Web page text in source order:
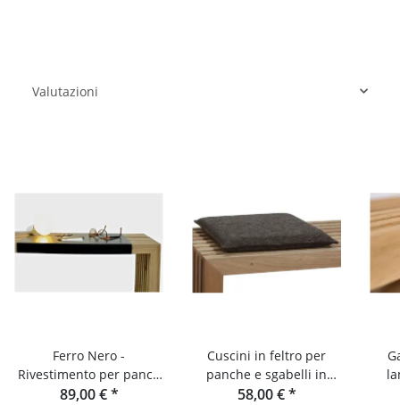
Valutazioni
Ferro Nero -
Rivestimento per panca
in lamelle di rovere e
89,00 €*
Cuscini in feltro per
panche e sgabelli in
lamelle di quercia o
58,00 €*